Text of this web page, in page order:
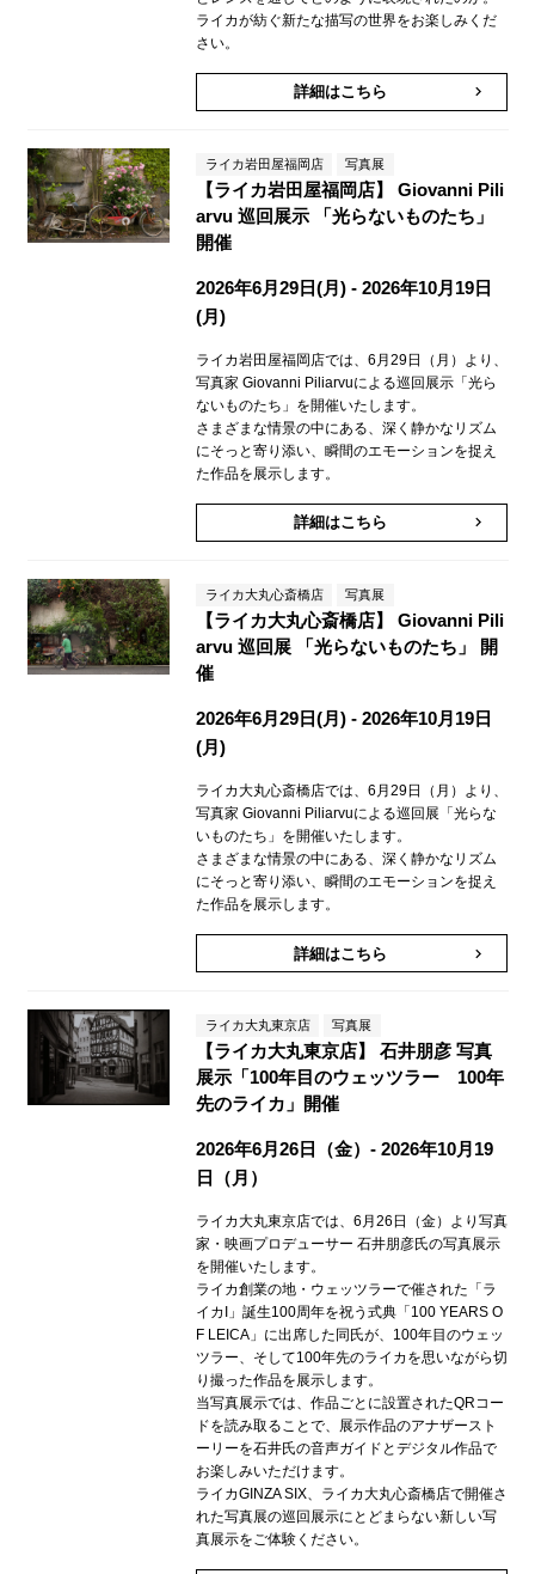
ライカが紡ぐ新たな描写の世界をお楽しみくだ
さい。
詳細はこちら keyboard_arrow_right
ライカ岩田屋福岡店 写真展
【ライカ岩田屋福岡店】 Giovanni Pili
arvu 巡回展示 「光らないものたち」
開催
2026年6月29日(月) - 2026年10月19日
(月)
ライカ岩田屋福岡店では、6月29日（月）より、
写真家 Giovanni Piliarvuによる巡回展示「光ら
ないものたち」を開催いたします。
さまざまな情景の中にある、深く静かなリズム
にそっと寄り添い、瞬間のエモーションを捉え
た作品を展示します。
詳細はこちら keyboard_arrow_right
ライカ大丸心斎橋店 写真展
【ライカ大丸心斎橋店】 Giovanni Pili
arvu 巡回展 「光らないものたち」 開
催
2026年6月29日(月) - 2026年10月19日
(月)
ライカ大丸心斎橋店では、6月29日（月）より、
写真家 Giovanni Piliarvuによる巡回展「光らな
いものたち」を開催いたします。
さまざまな情景の中にある、深く静かなリズム
にそっと寄り添い、瞬間のエモーションを捉え
た作品を展示します。
詳細はこちら keyboard_arrow_right
ライカ大丸東京店 写真展
【ライカ大丸東京店】 石井朋彦 写真
展示「100年目のウェッツラー 100年
先のライカ」開催
2026年6月26日（金）- 2026年10月19
日（月）
ライカ大丸東京店では、6月26日（金）より写真
家・映画プロデューサー 石井朋彦氏の写真展示
を開催いたします。
ライカ創業の地・ウェッツラーで催された「ラ
イカI」誕生100周年を祝う式典「100 YEARS O
F LEICA」に出席した同氏が、100年目のウェッ
ツラー、そして100年先のライカを思いながら切
り撮った作品を展示します。
当写真展示では、作品ごとに設置されたQRコー
ドを読み取ることで、展示作品のアナザースト
ーリーを石井氏の音声ガイドとデジタル作品で
お楽しみいただけます。
ライカGINZA SIX、ライカ大丸心斎橋店で開催さ
れた写真展の巡回展示にとどまらない新しい写
真展示をご体験ください。